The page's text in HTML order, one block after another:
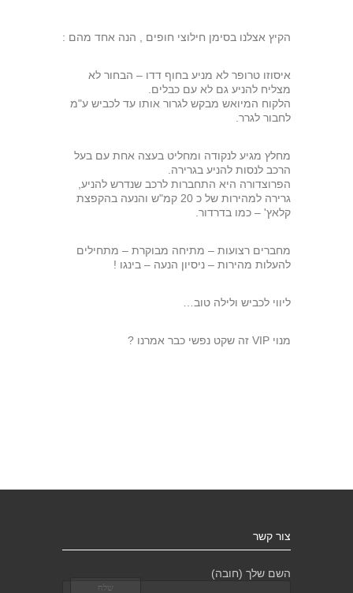
הקיץ אצלנו בסימן חילוצי חופים , הנה אחד מהם :
איסוזו טרופר לא מניע בחוף דדו – הבחור לא
מצליח להניע גם לא עם כבלים.
הלקוח המיואש מבקש לגרור אותו עד לכביש ע"מ
לחבור לגרר.
מחלץ מגיע לנקודה ומחליט בעצה אחת עם בעל
הרכב לנסות להניע בגרירה.
הפרוצדורה היא התחברות לרכב שנדרש להניע,
גרירה למהירות של כ 20 קמ"ש והנעה בהקפצת
קלאץ' – כמו בדרדור.
מחברים רצועות – מתיחה מבוקרת – מתחילים
להעלות מהירות – ניסיון הנעה – בינגו !
ליווי לכביש ולילה טוב…
מנוי VIP זה שקט נפשי כבר אמרנו ?
צור קשר
השם שלך (חובה)